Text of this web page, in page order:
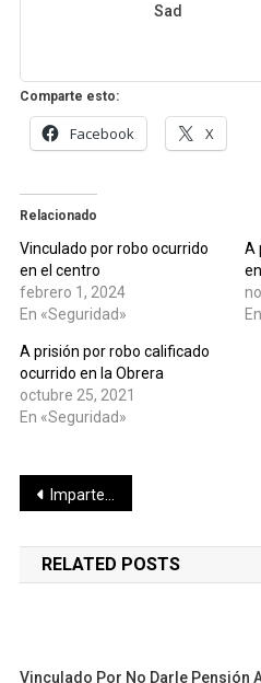
Sad
Comparte esto:
Facebook X
Relacionado
Vinculado por robo ocurrido
en el centro
febrero 1, 2024
En «Seguridad»
A
A prisión por robo calificado
ocurrido en la Obrera
octubre 25, 2021
En «Seguridad»
Navegación
de
entradas
Imparten taller inclusivo de esculturas de arena
RELATED POSTS
Vinculado Por No Darle Pensión